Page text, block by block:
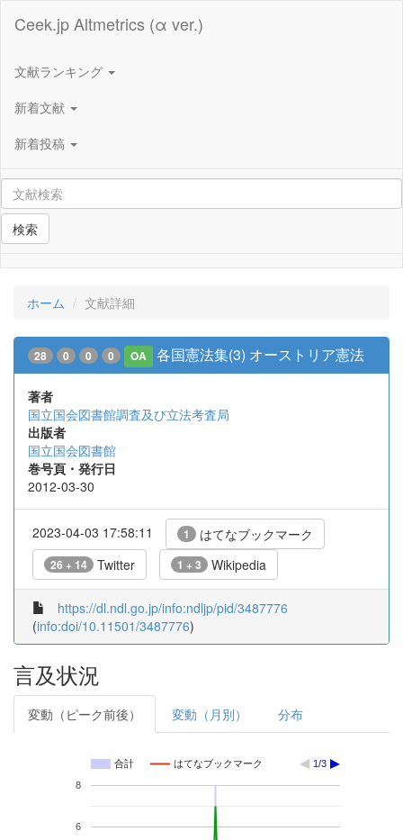
Ceek.jp Altmetrics (α ver.)
文献ランキング
新着文献
新着投稿
検索
ホーム 文献詳細
28 0 0 0 OA 各国憲法集(3) オーストリア憲法
著者
国立国会図書館調査及び立法考査局
出版者
国立国会図書館
巻号頁・発行日
2012-03-30
2023-04-03 17:58:11 1 はてなブックマーク
26 + 14 Twitter 1 + 3 Wikipedia
https://dl.ndl.go.jp/info:ndljp/pid/3487776
(info:doi/10.11501/3487776)
言及状況
変動（ピーク前後） 変動（月別） 分布
合計 はてなブックマーク 1/3
6
8